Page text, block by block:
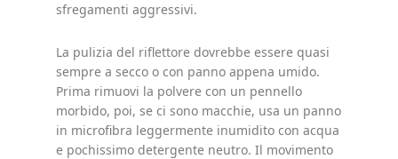
sfregamenti aggressivi.
La pulizia del riflettore dovrebbe essere quasi
sempre a secco o con panno appena umido.
Prima rimuovi la polvere con un pennello
morbido, poi, se ci sono macchie, usa un panno
in microfibra leggermente inumidito con acqua
e pochissimo detergente neutro. Il movimento